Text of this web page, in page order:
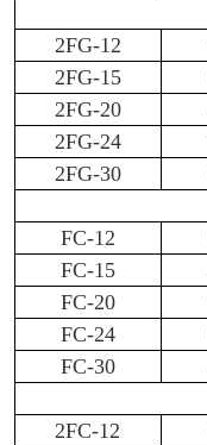
2FG-12
2FG-15
2FG-20
2FG-24
2FG-30
FC-12
FC-15
FC-20
FC-24
FC-30
2FC-12